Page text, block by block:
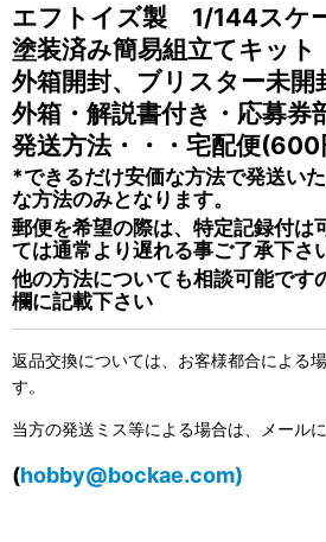
エフトイズ製 1/144スケ
塗装済み簡易組立てキット
外箱開封、ブリスター未開
外箱・解説書付き・応募券
発送方法・・・宅配便(600
*できるだけ安価な方法で発送い
な方法のみとなります。
郵便を希望の際は、特定記録付は
ては通常より遅れる事ご了承下さ
他の方法についても相談可能です
欄に記載下さい
返品交換については、お客様都合による
す。
当方の発送ミス等による場合は、メール
(hobby@bockae.com)